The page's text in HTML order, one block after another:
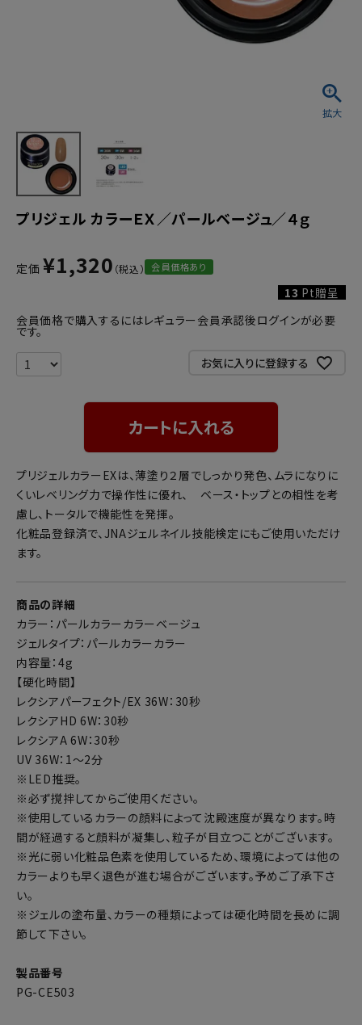
プリジェル カラーＥＸ／パールベージュ／４ｇ
定価 ¥1,320 会員価格あり
13 Pt贈呈
会員価格で購入するにはレギュラー会員承認後ログインが必要
です。
お気に入りに登録する
カートに入れる
プリジェルカラーEXは、薄塗り２層でしっかり発色、ムラになりに
くいレベリング力で操作性に優れ、 ベース・トップとの相性を考
慮し、トータルで機能性を発揮。
化粧品登録済で、JNAジェルネイル技能検定にもご使用いただけ
ます。
商品の詳細
カラー：パールカラーカラーベージュ
ジェルタイプ：パールカラーカラー
内容量：4g
【硬化時間】
レクシアパーフェクト/EX 36W：30秒
レクシアHD 6W：30秒
レクシアA 6W：30秒
UV 36W：1～2分
※LED推奨。
※必ず撹拌してからご使用ください。
※使用しているカラーの顔料によって沈殿速度が異なります。時
間が経過すると顔料が凝集し、粒子が目立つことがございます。
※光に弱い化粧品色素を使用しているため、環境によっては他の
カラーよりも早く退色が進む場合がございます。予めご了承下さ
い。
※ジェルの塗布量、カラーの種類によっては硬化時間を長めに調
節して下さい。
製品番号
PG-CE503